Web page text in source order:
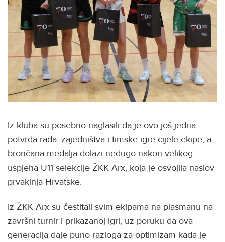
Iz kluba su posebno naglasili da je ovo još jedna
potvrda rada, zajedništva i timske igre cijele ekipe, a
brončana medalja dolazi nedugo nakon velikog
uspjeha U11 selekcije ŽKK Arx, koja je osvojila naslov
prvakinja Hrvatske.
Iz ŽKK Arx su čestitali svim ekipama na plasmanu na
završni turnir i prikazanoj igri, uz poruku da ova
generacija daje puno razloga za optimizam kada je